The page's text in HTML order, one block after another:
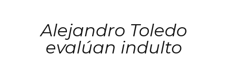
Alejandro Toledo
evalúan indulto